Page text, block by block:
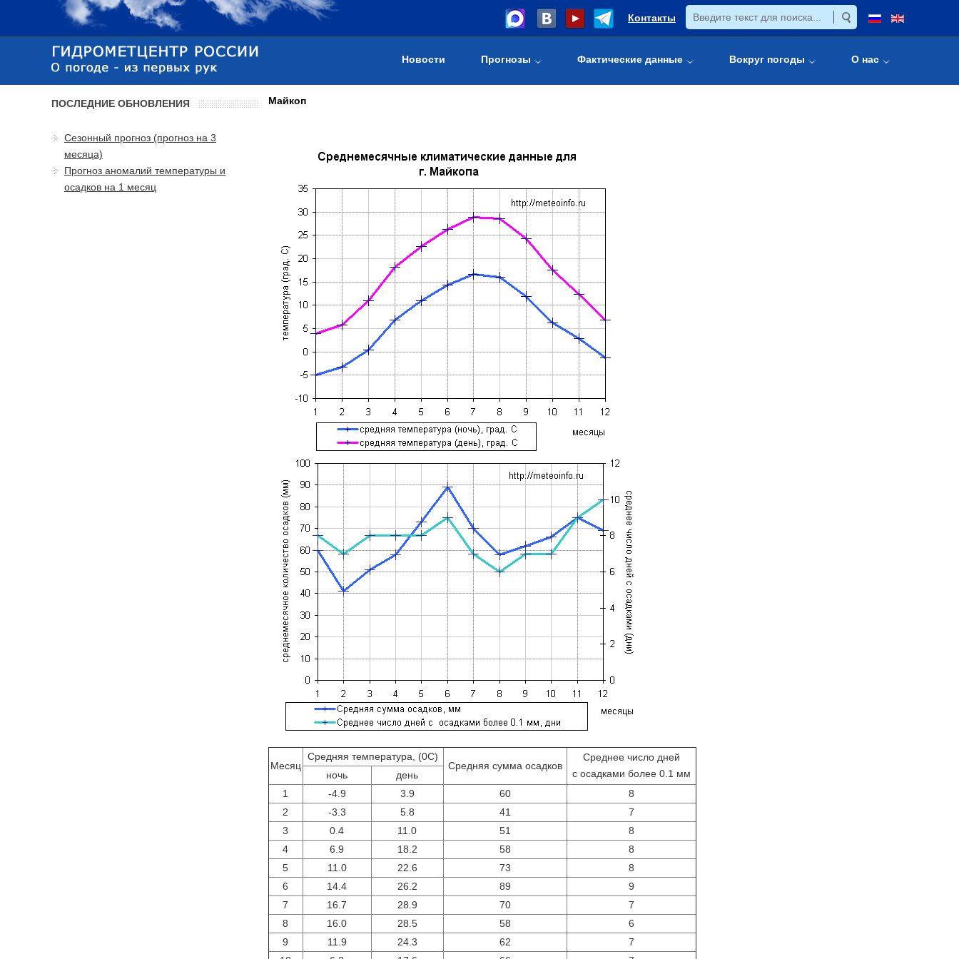
Контакты
Новости Прогнозы Фактические данные Вокруг погоды О нас
Майкоп
Месяц
Средняя температура, (0С)
Средняя сумма осадков
Среднее число дней
с осадками более 0.1 мм
ночь
день
1
-4.9 3.9 60
8
2
-3.3 5.8 41
7
3
0.4 11.0 51
8
4
6.9 18.2 58
8
5
11.0 22.6 73
8
6
14.4 26.2 89
9
7
16.7 28.9 70
7
8
16.0 28.5 58
6
9
11.9 24.3 62
7
ПОСЛЕДНИЕ ОБНОВЛЕНИЯ
Сезонный прогноз (прогноз на 3
месяца)
Прогноз аномалий температуры и
осадков на 1 месяц